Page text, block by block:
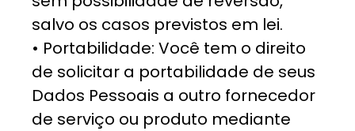
salvo os casos previstos em lei.
• Portabilidade: Você tem o direito
de solicitar a portabilidade de seus
Dados Pessoais a outro fornecedor
de serviço ou produto mediante